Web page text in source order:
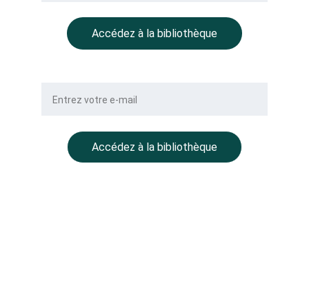
Accédez à la bibliothèque
Accédez à la bibliothèque